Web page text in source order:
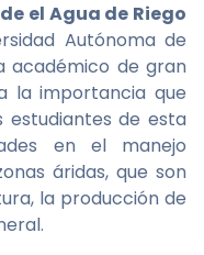
el Agua de Riego
Autónoma de
académico de gran
la importancia que
estudiantes de esta
en el manejo
áridas, que son
la producción de